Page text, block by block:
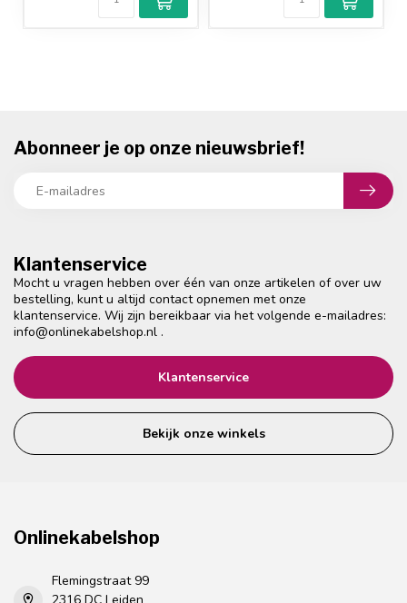
Klantenservice
Mocht u vragen hebben over één van onze artikelen of over uw
bestelling, kunt u altijd contact opnemen met onze
klantenservice. Wij zijn bereikbaar via het volgende e-mailadres:
info@onlinekabelshop.nl .
Klantenservice
Bekijk onze winkels
Abonneer je op onze nieuwsbrief!
Onlinekabelshop
Flemingstraat 99